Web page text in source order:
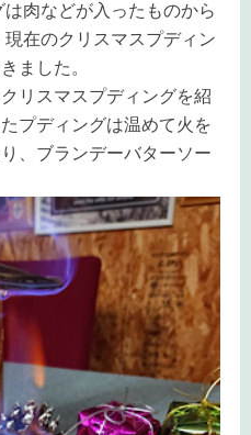
肉などが入ったものから
在のクリスマスプディン
ました。
リスマスプディングを紹
プディングは温めて火を
、ブランデーバターソー